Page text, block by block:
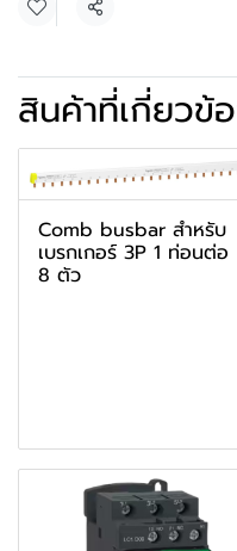
แชร์
สินค้าที่เกี่ยวข้
Comb busbar สำหรับ
เบรกเกอร์ 3P 1 ท่อนต่อ
8 ตัว